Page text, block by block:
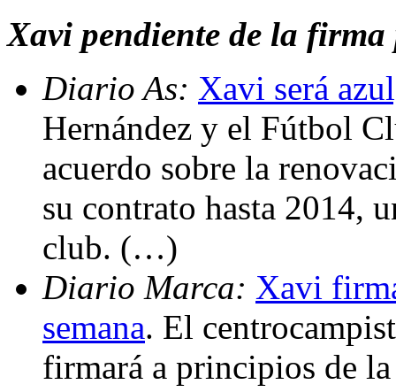
Xavi pendiente de la
Diario As: Xavi será
Hernández y el Fútbol
acuerdo sobre la
su contrato hasta 2014,
club. (…)
Diario Marca: Xavi
semana. El
firmará a principios de